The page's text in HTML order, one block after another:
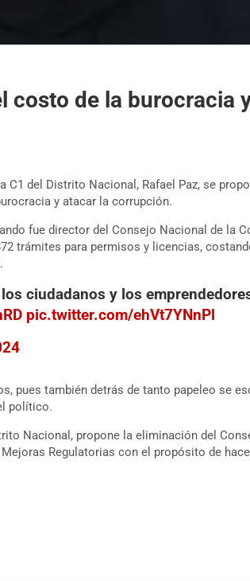
costo de la burocracia
C1 del Distrito Nacional, Rafael Paz, se
y atacar la corrupción.
fue director del Consejo Nacional de la
trámites para permisos y licencias,
ciudadanos y los
pic.twitter.com/ehVt7YNnPl
pues también detrás de tanto papeleo se
político.
Nacional, propone la eliminación del
Regulatorias con el propósito de